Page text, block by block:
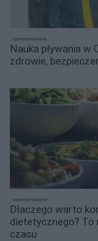
sponsorowane
Nauka pływania
zdrowie,
sponsorowane
Dlaczego warto
dietetycznego?
czasu